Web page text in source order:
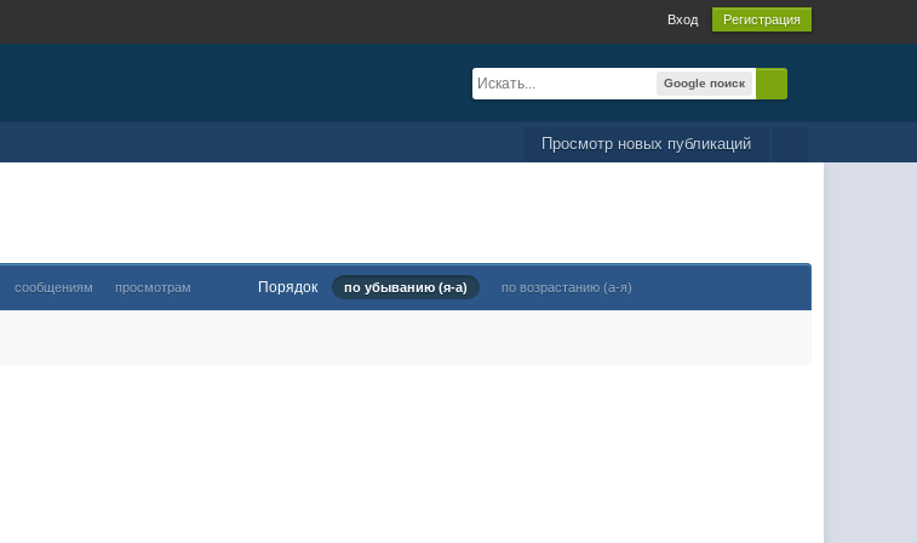
Вход Регистрация
Google поиск
Просмотр новых публикаций
сообщениям просмотрам Порядок по убыванию (я-а) по возрастанию (а-я)